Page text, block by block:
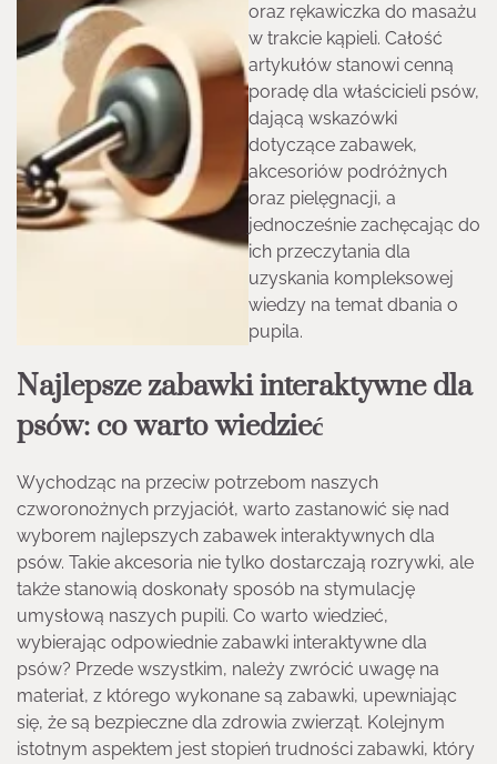
oraz rękawiczka do masażu
w trakcie kąpieli. Całość
artykułów stanowi cenną
poradę dla właścicieli psów,
dającą wskazówki
dotyczące zabawek,
akcesoriów podróżnych
oraz pielęgnacji, a
jednocześnie zachęcając do
ich przeczytania dla
uzyskania kompleksowej
wiedzy na temat dbania o
pupila.
Najlepsze zabawki interaktywne dla
psów: co warto wiedzieć
Wychodząc na przeciw potrzebom naszych
czworonożnych przyjaciół, warto zastanowić się nad
wyborem najlepszych zabawek interaktywnych dla
psów. Takie akcesoria nie tylko dostarczają rozrywki, ale
także stanowią doskonały sposób na stymulację
umysłową naszych pupili. Co warto wiedzieć,
wybierając odpowiednie zabawki interaktywne dla
psów? Przede wszystkim, należy zwrócić uwagę na
materiał, z którego wykonane są zabawki, upewniając
się, że są bezpieczne dla zdrowia zwierząt. Kolejnym
istotnym aspektem jest stopień trudności zabawki, który